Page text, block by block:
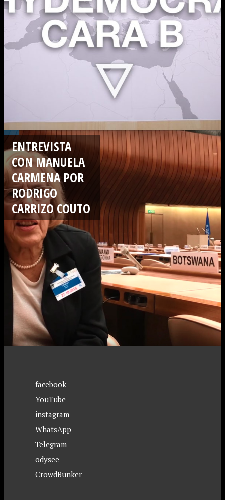
ENTREVISTA
CON MANUELA
CARMENA POR
RODRIGO
CARRIZO COUTO
facebook
YouTube
instagram
WhatsApp
Telegram
odysee
CrowdBunker